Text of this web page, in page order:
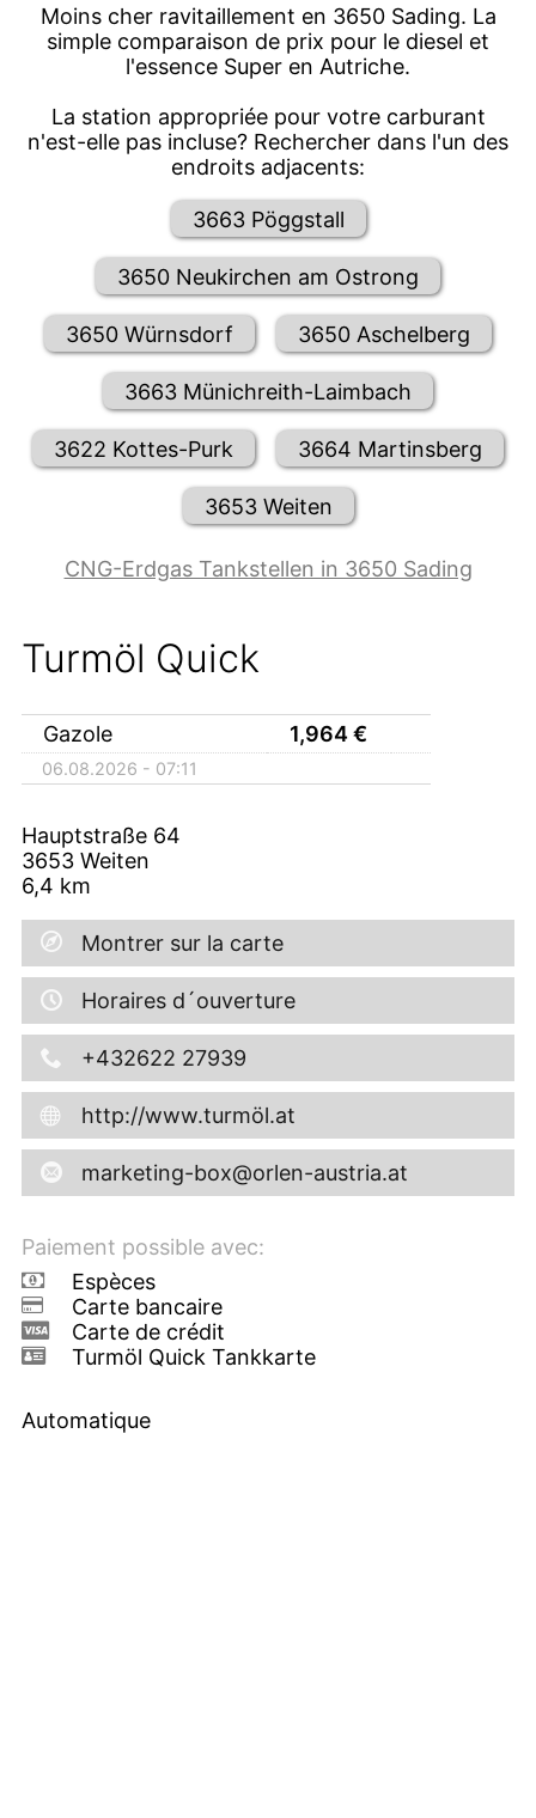
Moins cher ravitaillement en 3650 Sading. La
simple comparaison de prix pour le diesel et
l'essence Super en Autriche.
La station appropriée pour votre carburant
n'est-elle pas incluse? Rechercher dans l'un des
endroits adjacents:
3663 Pöggstall
3650 Neukirchen am Ostrong
3650 Würnsdorf 3650 Aschelberg
3663 Münichreith-Laimbach
3622 Kottes-Purk 3664 Martinsberg
3653 Weiten
CNG-Erdgas Tankstellen in 3650 Sading
Turmöl Quick
Gazole 1,964€
06.08.2026 - 07:11
Hauptstraße 64
3653 Weiten
6,4 km
Montrer sur la carte
Horaires d´ouverture
+432622 27939
http://www.turmöl.at
marketing-box@orlen-austria.at
Paiement possible avec:
Espèces
Carte bancaire
Carte de crédit
Turmöl Quick Tankkarte
Automatique